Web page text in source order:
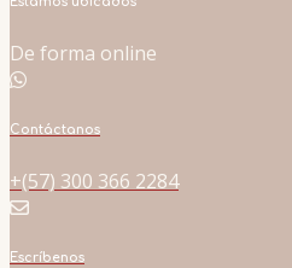
De forma online
Contáctanos
+(57) 300 366 2284
Escríbenos